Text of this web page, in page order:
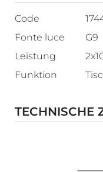
Code
Fonte luce
G9
Leistung
Funktion
TECHNISCHE